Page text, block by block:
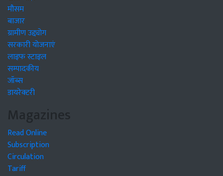
मौसम
बाजार
ग्रामीण उद्द्योग
सरकारी योजनाएं
लाइफ स्टाइल
सम्पादकीय
जॉब्स
डायरेक्टरी
Magazines
Read Online
Subscription
Circulation
Tariff